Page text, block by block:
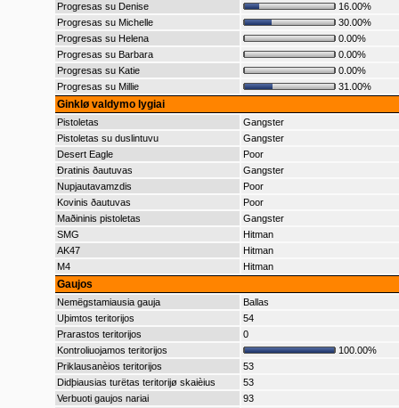
Progresas su Denise
16.00%
Progresas su Michelle
30.00%
Progresas su Helena
0.00%
Progresas su Barbara
0.00%
Progresas su Katie
0.00%
Progresas su Millie
31.00%
Ginklø valdymo lygiai
Pistoletas
Gangster
Pistoletas su duslintuvu
Gangster
Desert Eagle
Poor
Ðratinis ðautuvas
Gangster
Nupjautavamzdis
Poor
Kovinis ðautuvas
Poor
Maðininis pistoletas
Gangster
SMG
Hitman
AK47
Hitman
M4
Hitman
Gaujos
Nemëgstamiausia gauja
Ballas
Uþimtos teritorijos
54
Prarastos teritorijos
0
Kontroliuojamos teritorijos
100.00%
Priklausanèios teritorijos
53
Didþiausias turëtas teritorijø skaièius
53
Verbuoti gaujos nariai
93